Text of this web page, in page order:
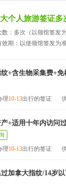
个人旅游签证多
数：多次（以领馆签发为
效期：以使领馆签发为
+含生物采集费+
理10-13出行的签证
+适用十年内访问
理10-13出行的签证
加拿大指纹/14岁